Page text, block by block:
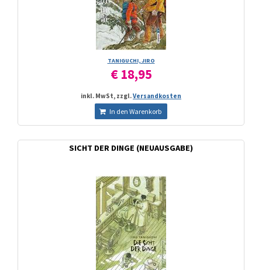
TANIGUCHI, JIRO
€ 18,95
inkl. MwSt, zzgl.Versandkosten
In den Warenkorb
SICHT DER DINGE (NEUAUSGABE)